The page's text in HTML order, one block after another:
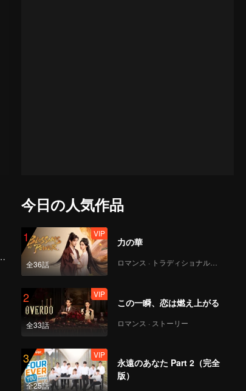
今日の人気作品
1
全36話
VIP
力の華
ロマンス · トラディショナル・コスチューム
2
全33話
VIP
この一瞬、恋は燃え上がる
ロマンス · ストーリー
3
全25話
VIP
永遠のあなた Part 2（完全
版）